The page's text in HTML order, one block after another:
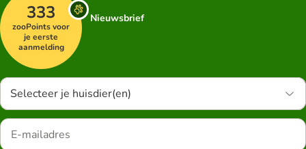
333
zooPoints voor
je eerste
aanmelding
Nieuwsbrief
Selecteer je huisdier(en)